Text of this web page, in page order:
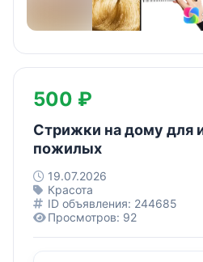
500 ₽
Стрижки на дому для
пожилых
19.07.2026
Красота
ID объявления: 244685
Просмотров: 92